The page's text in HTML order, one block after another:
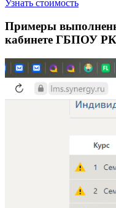
Узнать стоимость
Примеры
кабинете ГБПОУ